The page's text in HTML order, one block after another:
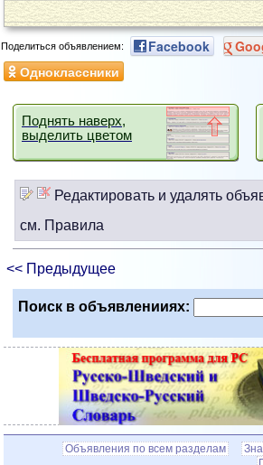
Поделиться объявлением: Facebook
Одноклассники
Поднять наверх,
выделить цветом
Редактировать и удалять
см. Правила
<< Предыдущее
Поиск в объявленииях:
Объявления по всем разделам